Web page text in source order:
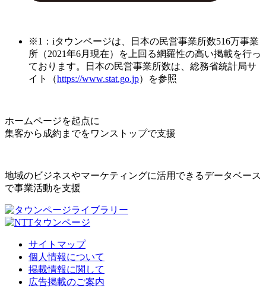
※1：iタウンページは、日本の民営事業所数516万事業
所（2021年6月現在）を上回る網羅性の高い掲載を行っ
ております。日本の民営事業所数は、総務省統計局サ
イト（https://www.stat.go.jp）を参照
ホームページを起点に
集客から成約までをワンストップで支援
地域のビジネスやマーケティングに活用できるデータベース
で事業活動を支援
サイトマップ
個人情報について
掲載情報に関して
広告掲載のご案内